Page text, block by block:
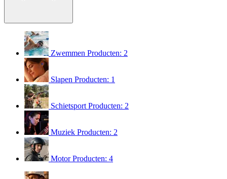
Zwemmen Producten: 2
Slapen Producten: 1
Schietsport Producten: 2
Muziek Producten: 2
MotorProducten: 4